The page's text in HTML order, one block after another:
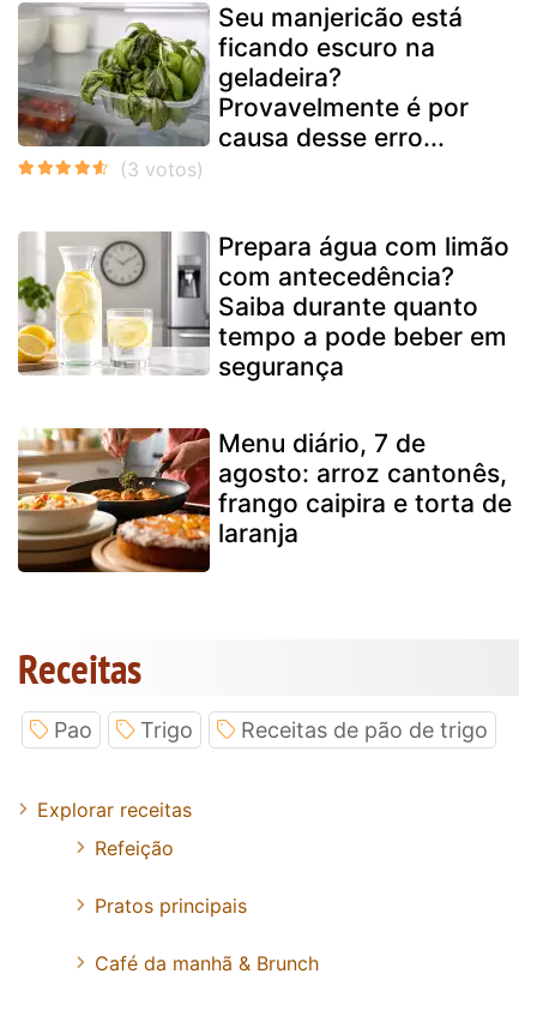
Seu manjericão está
ficando escuro na
geladeira?
Provavelmente é por
causa desse erro...
Prepara água com limão
com antecedência?
Saiba durante quanto
tempo a pode beber em
segurança
Menu diário, 7 de
agosto: arroz cantonês,
frango caipira e torta de
laranja
Receitas
Pao Trigo Receitas de pão de trigo
Explorar receitas
Refeição
Pratos principais
Café da manhã & Brunch